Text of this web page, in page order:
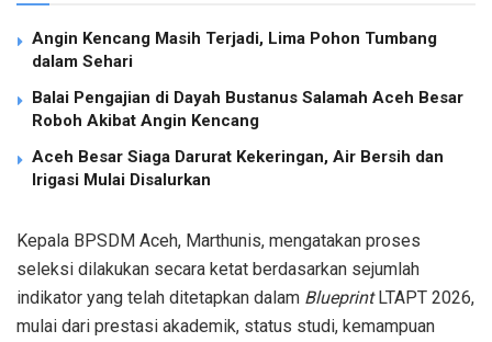
Angin Kencang Masih Terjadi, Lima Pohon Tumbang
dalam Sehari
Balai Pengajian di Dayah Bustanus Salamah Aceh Besar
Roboh Akibat Angin Kencang
Aceh Besar Siaga Darurat Kekeringan, Air Bersih dan
Irigasi Mulai Disalurkan
Kepala BPSDM Aceh, Marthunis, mengatakan proses
seleksi dilakukan secara ketat berdasarkan sejumlah
indikator yang telah ditetapkan dalam BlueprintLTAPT 2026,
mulai dari prestasi akademik, status studi, kemampuan